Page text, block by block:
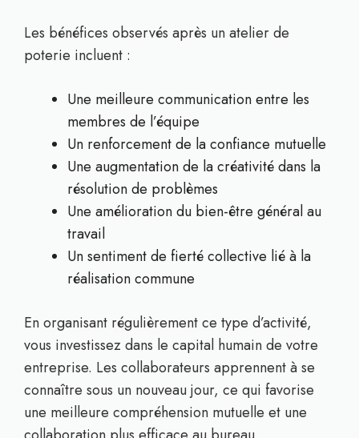
Les bénéfices observés après un atelier de
poterie incluent :
Une meilleure communication entre les
membres de l’équipe
Un renforcement de la confiance mutuelle
Une augmentation de la créativité dans la
résolution de problèmes
Une amélioration du bien-être général au
travail
Un sentiment de fierté collective lié à la
réalisation commune
En organisant régulièrement ce type d’activité,
vous investissez dans le capital humain de votre
entreprise. Les collaborateurs apprennent à se
connaître sous un nouveau jour, ce qui favorise
une meilleure compréhension mutuelle et une